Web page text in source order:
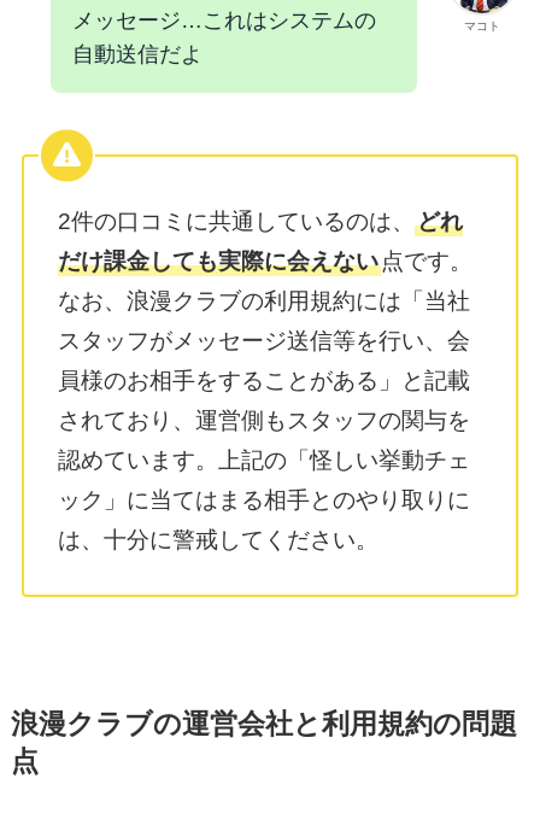
マコト
メッセージ…これはシステムの
自動送信だよ
2件の口コミに共通しているのは、どれ
だけ課金しても実際に会えない点です。
なお、浪漫クラブの利用規約には「当社
スタッフがメッセージ送信等を行い、会
員様のお相手をすることがある」と記載
されており、運営側もスタッフの関与を
認めています。上記の「怪しい挙動チェ
ック」に当てはまる相手とのやり取りに
は、十分に警戒してください。
浪漫クラブの運営会社と利用規約の問題
点